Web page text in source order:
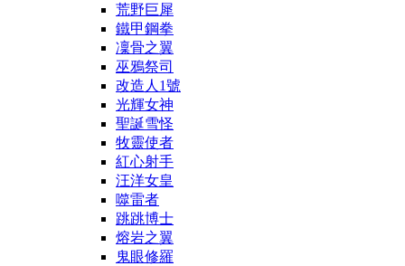
荒野巨犀
鐵甲鋼拳
凜骨之翼
巫鴉祭司
改造人1號
光輝女神
聖誕雪怪
牧靈使者
紅心射手
汪洋女皇
噬雷者
跳跳博士
熔岩之翼
鬼眼修羅